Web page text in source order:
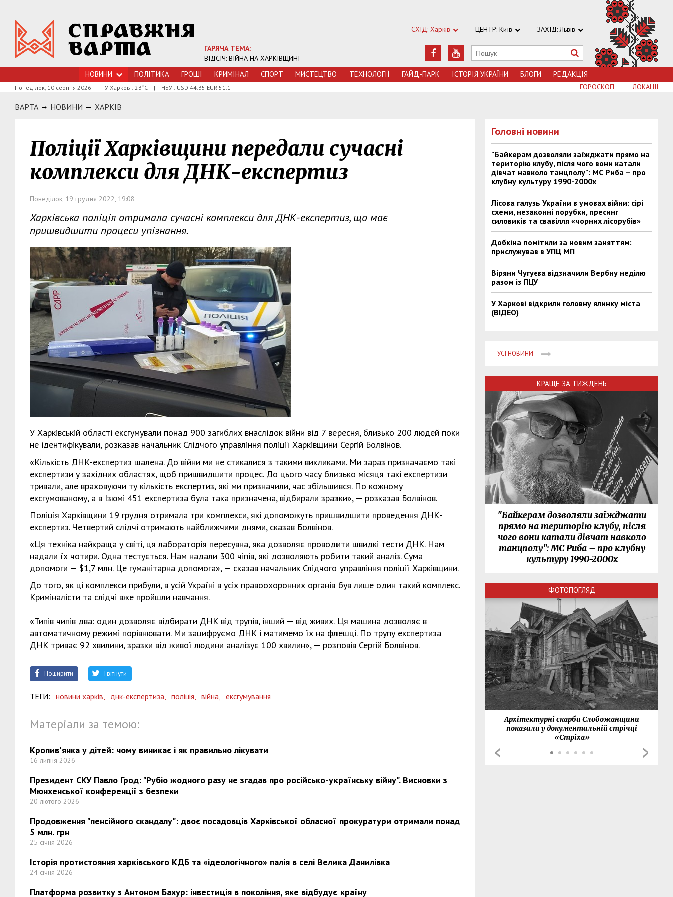
ГАРЯЧА ТЕМА:
ВІДСІЧ: ВІЙНА НА ХАРКІВЩИНІ
СХІД: Харків ЦЕНТР: Київ ЗАХІД: Львів
НОВИНИ ПОЛІТИКА ГРОШI КРИМIНАЛ СПОРТ МИСТЕЦТВО ТЕХНОЛОГIЇ ГАЙД-ПАРК ІСТОРІЯ УКРАЇНИ БЛОГИ РЕДАКЦІЯ
Понеділок, 10 серпня 2026 | У Харкові: 23оС | НБУ : USD 44.35 EUR 51.1 ЛОКАЦІЇ
ГОРОСКОП
ВАРТА НОВИНИ ХАРКIВ
Поліції Харківщини передали сучасні
комплекси для ДНК-експертиз
Понеділок, 19 грудня 2022, 19:08
Харківська поліція отримала сучасні комплекси для ДНК-експертиз, що має
пришвидшити процеси упізнання.
У Харківській області ексгумували понад 900 загиблих внаслідок війни від 7 вересня, близько 200 людей поки
не ідентифікували, розказав начальник Слідчого управління поліції Харківщини Сергій Болвінов.
«Кількість ДНК-експертиз шалена. До війни ми не стикалися з такими викликами. Ми зараз призначаємо такі
експертизи у західних областях, щоб пришвидшити процес. До цього часу близько місяця такі експертизи
тривали, але враховуючи ту кількість експертиз, які ми призначили, час збільшився. По кожному
ексгумованому, а в Ізюмі 451 експертиза була така призначена, відбирали зразки», — розказав Болвінов.
Поліція Харківщини 19 грудня отримала три комплекси, які допоможуть пришвидшити проведення ДНК-
експертиз. Четвертий слідчі отримають найближчими днями, сказав Болвінов.
«Ця техніка найкраща у світі, ця лабораторія пересувна, яка дозволяє проводити швидкі тести ДНК. Нам
надали їх чотири. Одна тестується. Нам надали 300 чіпів, які дозволяють робити такий аналіз. Сума
допомоги — $1,7 млн. Це гуманітарна допомога», — сказав начальник Слідчого управління поліції Харківщини.
До того, як ці комплекси прибули, в усій Україні в усіх правоохоронних органів був лише один такий комплекс.
Криміналісти та слідчі вже пройшли навчання.
«Типів чипів два: один дозволяє відбирати ДНК від трупів, інший — від живих. Ця машина дозволяє в
автоматичному режимі порівнювати. Ми зацифруємо ДНК і матимемо їх на флешці. По трупу експертиза
ДНК триває 92 хвилини, зразки від живої людини аналізує 100 хвилин», — розповів Сергій Болвінов.
Поширити Твітнути
ТЕГИ: новини харків, днк-експертиза, поліція, війна, ексгумування
Матеріали за темою:
Кропив'янка у дітей: чому виникає і як правильно лікувати
16 липня 2026
Президент СКУ Павло Грод: "Рубіо жодного разу не згадав про російсько-українську війну". Висновки з
Мюнхенської конференції з безпеки
20 лютого 2026
Продовження "пенсійного скандалу": двоє посадовців Харківської обласної прокуратури отримали понад
5 млн. грн
25 січня 2026
Історія протистояння харківського КДБ та «ідеологічного» палія в селі Велика Данилівка
24 січня 2026
Платформа розвитку з Антоном Бахур: інвестиція в покоління, яке відбудує країну
Головні новини
"Байкерам дозволяли заїжджати прямо на
територію клубу, після чого вони катали
дівчат навколо танцполу": МС Риба – про
клубну культуру 1990-2000х
Лісова галузь України в умовах війни: сірі
схеми, незаконні порубки, пресинг
силовиків та свавілля «чорних лісорубів»
Добкіна помітили за новим заняттям:
прислужував в УПЦ МП
Віряни Чугуєва відзначили Вербну неділю
разом із ПЦУ
У Харкові відкрили головну ялинку міста
(ВІДЕО)
УСІ НОВИНИ
КРАЩЕ ЗА ТИЖДЕНЬ
"Байкерам дозволяли заїжджати
прямо на територію клубу, після
чого вони катали дівчат навколо
танцполу": МС Риба – про клубну
культуру 1990-2000х
ФОТОПОГЛЯД
Архітектурні скарби Слобожанщини
показали у документальній стрічці
«Стріха»